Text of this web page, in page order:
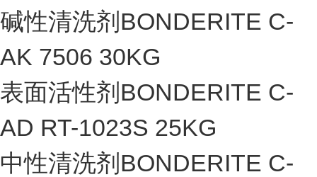
碱性清洗剂BONDERITE C-
AK 7506 30KG
表面活性剂BONDERITE C-
AD RT-1023S 25KG
中性清洗剂BONDERITE C-